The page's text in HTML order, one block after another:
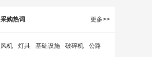
采购热词 更多>>
风机 灯具 基础设施 破碎机 公路